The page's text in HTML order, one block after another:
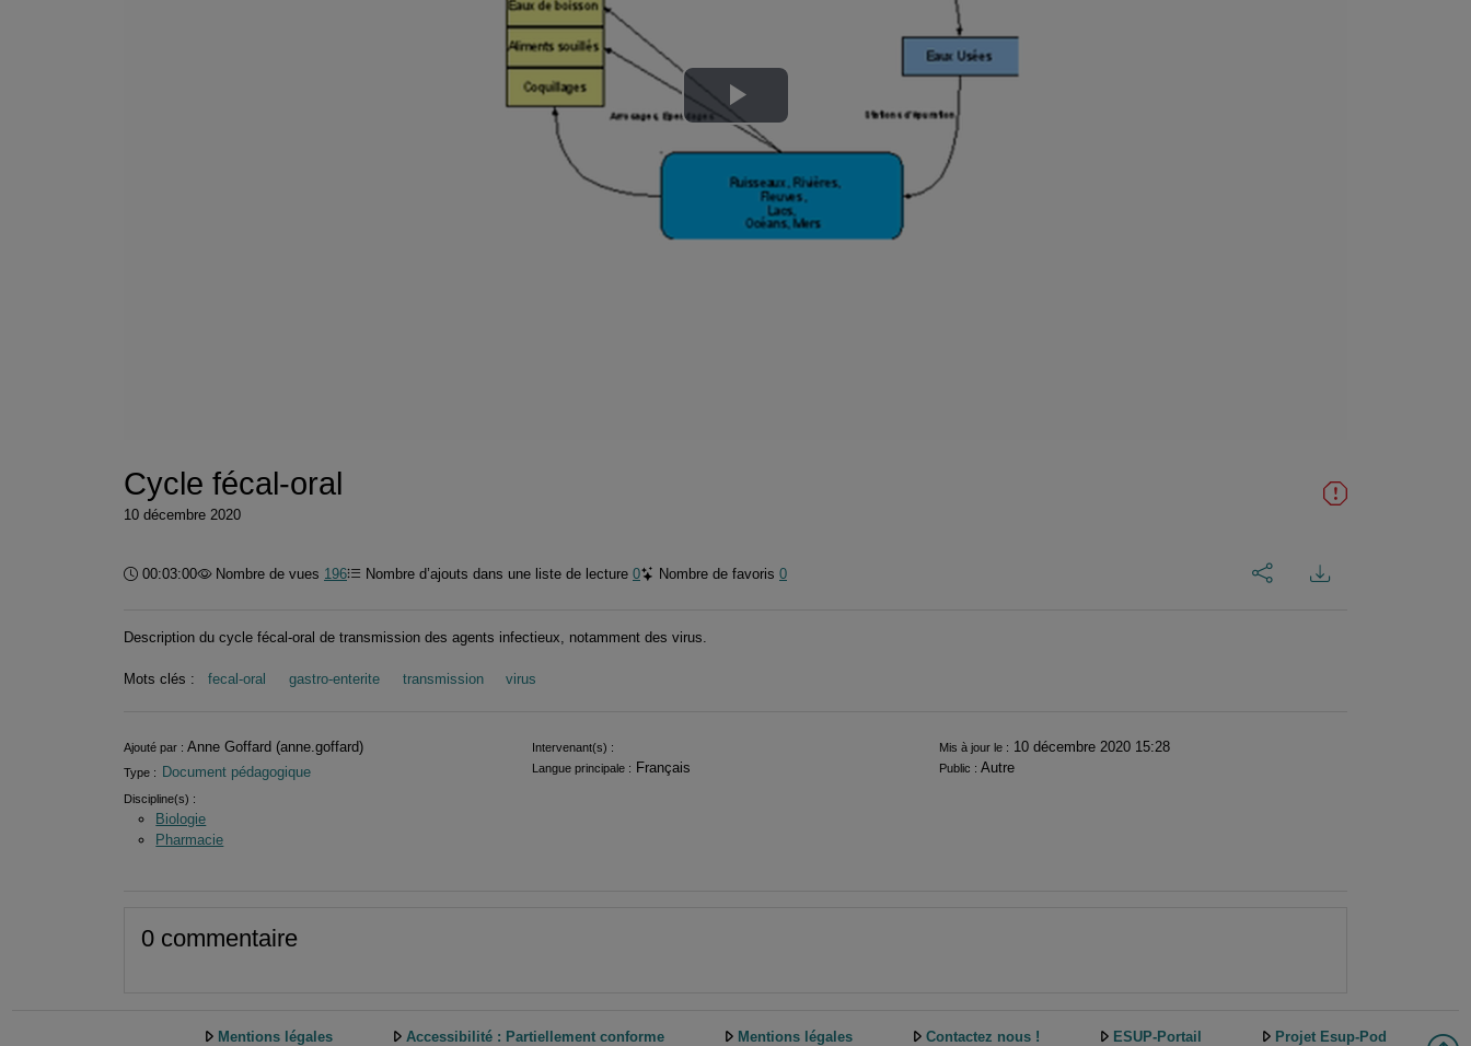
Lire
la
vidéo
Cycle fécal-oral
10 décembre 2020
Durée :
00:03:00 Nombre de vues 196 Nombre d’ajouts dans une liste de lecture 0 Nombre de favoris 0
Description du cycle fécal-oral de transmission des agents infectieux, notamment des virus.
Mots clés : fecal-oral gastro-enterite transmission virus
Informations
Ajouté par : Anne Goffard (anne.goffard) Intervenant(s) : Mis à jour le : 10 décembre 2020 15:28
Type : Document pédagogique Langue principale : Français Public : Autre
Discipline(s) :
Biologie
Pharmacie
0 commentaire
Mentions légales Accessibilité : Partiellement conforme Mentions légales Contactez nous ! ESUP-Portail Projet Esup-Pod